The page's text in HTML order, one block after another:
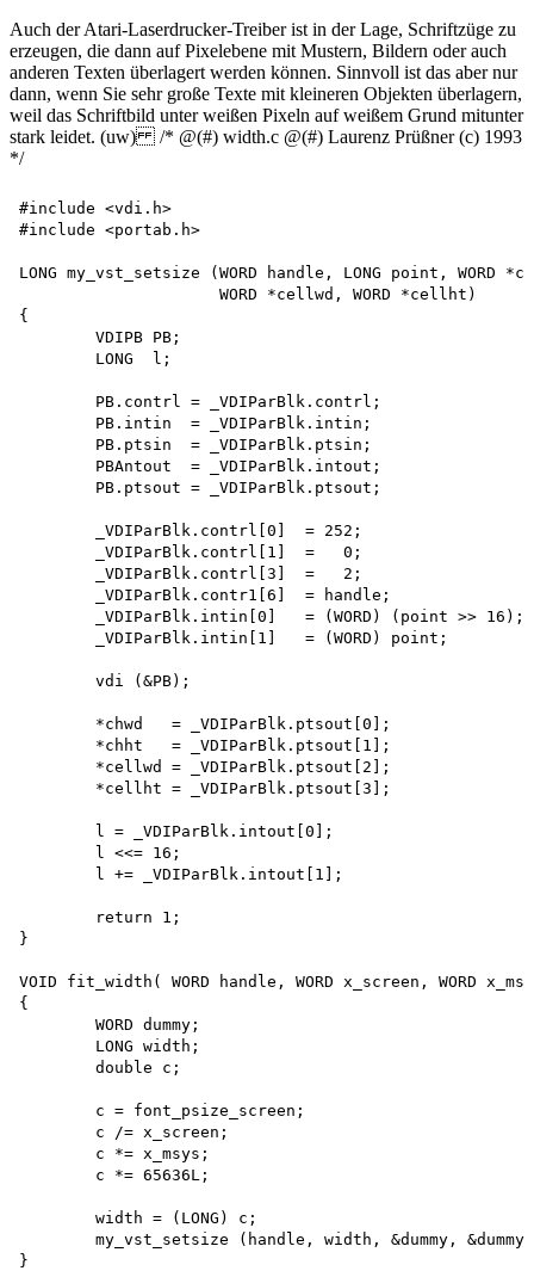
Auch der Atari-Laserdrucker-Treiber ist in der Lage, Schriftzüge zu
erzeugen, die dann auf Pixelebene mit Mustern, Bildern oder auch
anderen Texten überlagert werden können. Sinnvoll ist das aber nur
dann, wenn Sie sehr große Texte mit kleineren Objekten überlagern,
weil das Schriftbild unter weißen Pixeln auf weißem Grund mitunter
stark leidet. (uw) /* @(#) width.c @(#) Laurenz Prüßner (c) 1993
*/
#include <vdi.h>
#include <portab.h>
LONG my_vst_setsize (WORD handle, LONG point, WORD
                     WORD *cellwd, WORD *cellht)
{
}
VOID fit_width( WORD handle, WORD x_screen, WORD
{